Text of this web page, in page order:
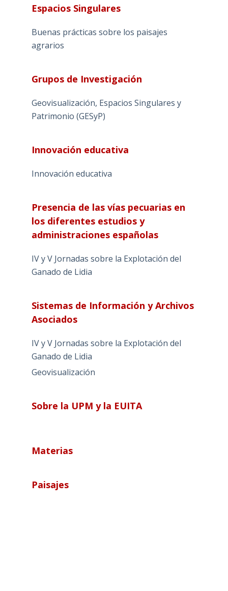
Espacios Singulares
Buenas prácticas sobre los paisajes
agrarios
Grupos de Investigación
Geovisualización, Espacios Singulares y
Patrimonio (GESyP)
Innovación educativa
Innovación educativa
Presencia de las vías pecuarias en
los diferentes estudios y
administraciones españolas
IV y V Jornadas sobre la Explotación del
Ganado de Lidia
Sistemas de Información y Archivos
Asociados
IV y V Jornadas sobre la Explotación del
Ganado de Lidia
Geovisualización
Sobre la UPM y la EUITA
Materias
Paisajes